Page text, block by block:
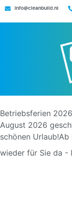
info@cleanbuild.nl
Betriebsferien
August 2026
schönen
wieder für Sie da -